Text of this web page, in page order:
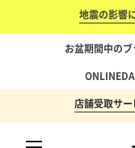
地震の影響
お盆期間中の
店舗受取サ